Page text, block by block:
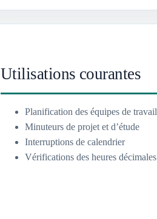
Utilisations courantes
Planification des équipes de travail
Minuteurs de projet et d’étude
Interruptions de calendrier
Vérifications des heures décimales